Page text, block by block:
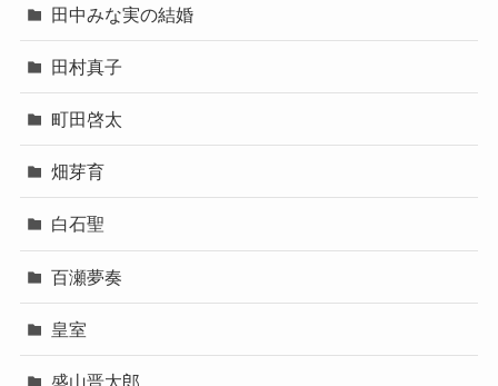
田中みな実の結婚
田村真子
町田啓太
畑芽育
白石聖
百瀬夢奏
皇室
盛山晋太郎